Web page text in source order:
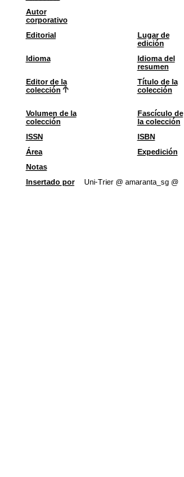
Autor
corporativo
Editorial
Lugar de
edición
Idioma
Idioma del
resumen
Editor de la
colección
Título de la
colección
Volumen de la
colección
Fascículo de
la colección
ISSN
ISBN
Área
Expedición
Notas
Insertado por
Uni-Trier @ amaranta_sg @